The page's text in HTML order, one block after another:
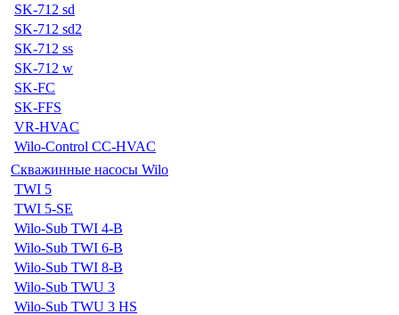
SK-712 sd
SK-712 sd2
SK-712 ss
SK-712 w
SK-FC
SK-FFS
VR-HVAC
Wilo-Control CC-HVAC
Скважинные насосы Wilo
TWI 5
TWI 5-SE
Wilo-Sub TWI 4-B
Wilo-Sub TWI 6-B
Wilo-Sub TWI 8-B
Wilo-Sub TWU 3
Wilo-Sub TWU 3 HS